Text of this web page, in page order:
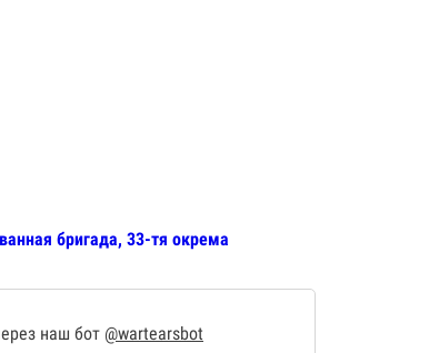
бригада, 33-тя окрема
наш бот @wartearsbot